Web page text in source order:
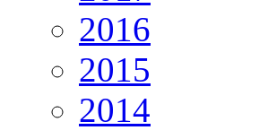
2016
2015
2014